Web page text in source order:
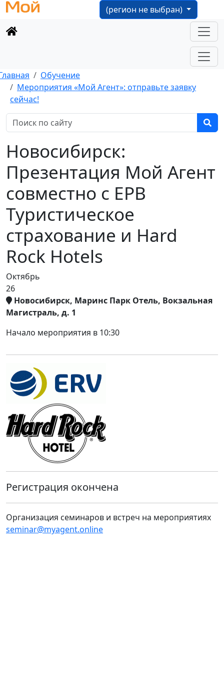
(регион не выбран)
Обучение
Мероприятия «Мой Агент»: отправьте заявку
сейчас!
Новосибирск:
Презентация Мой Агент
совместно с ЕРВ
Туристическое
страхование и Hard
Rock Hotels
Октябрь
26
Новосибирск, Маринс Парк Отель, Вокзальная
Магистраль, д. 1
Начало мероприятия в 10:30
Регистрация окончена
Организация семинаров и встреч на мероприятиях
seminar@myagent.online